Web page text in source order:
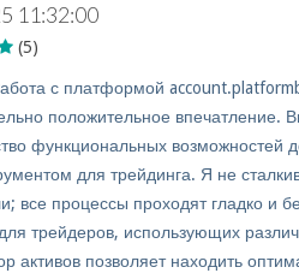
11:32:00
(5)
с платформой
положительное впечатление.
функциональных возможностей
для трейдинга. Я не
все процессы проходят гладко и
трейдеров, использующих
активов позволяет находить